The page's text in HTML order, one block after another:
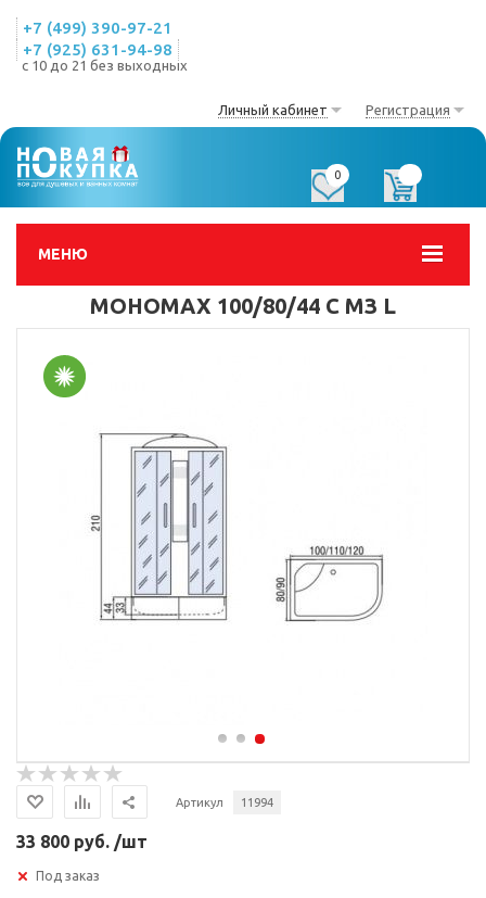
+7 (499) 390-97-21
+7 (925) 631-94-98
с 10 до 21 без выходных
Личный кабинет Регистрация
МЕНЮ
0
МОНОМАХ 100/80/44 С МЗ L
Артикул 11994
33 800 руб. /шт
Под заказ